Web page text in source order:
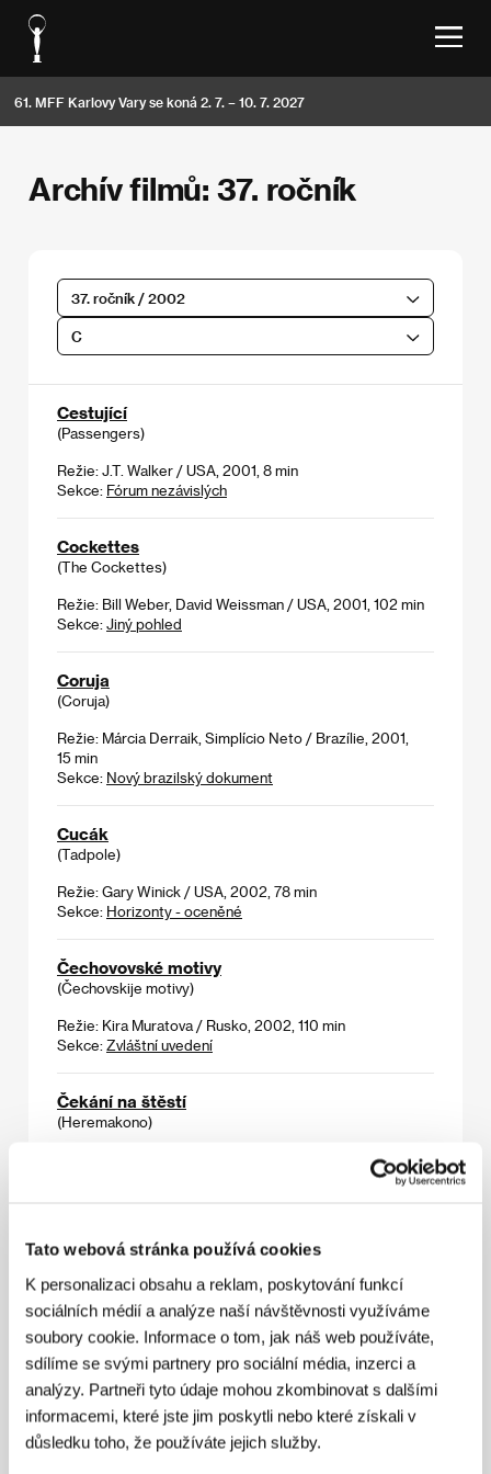
Tato webová stránka používá cookies
K personalizaci obsahu a reklam, poskytování funkcí
sociálních médií a analýze naší návštěvnosti využíváme
soubory cookie. Informace o tom, jak náš web používáte,
sdílíme se svými partnery pro sociální média, inzerci a
analýzy. Partneři tyto údaje mohou zkombinovat s dalšími
informacemi, které jste jim poskytli nebo které získali v
důsledku toho, že používáte jejich služby.
61. MFF Karlovy Vary se koná 2. 7. – 10. 7. 2027
Archív filmů: 37. ročník
37. ročník / 2002
C
Cestující
(Passengers)
Režie: J.T. Walker / USA, 2001, 8 min
Sekce: Fórum nezávislých
Cockettes
(The Cockettes)
Režie: Bill Weber, David Weissman / USA, 2001, 102 min
Sekce: Jiný pohled
Coruja
(Coruja)
Režie: Márcia Derraik, Simplício Neto / Brazílie, 2001,
15 min
Sekce: Nový brazilský dokument
Cucák
(Tadpole)
Režie: Gary Winick / USA, 2002, 78 min
Sekce: Horizonty - oceněné
Čechovovské motivy
(Čechovskije motivy)
Režie: Kira Muratova / Rusko, 2002, 110 min
Sekce: Zvláštní uvedení
Čekání na štěstí
(Heremakono)
Režie: Abderrahmane Sissako / Francie, 2002, 95 min
(Chen Mo he Meiting)
Režie: Liu Hao / Čína, Německo, 2002, 78 min
Sekce:Jiný pohled
Červený satén
(Satin rouge)
Režie: Raja Amari / Tunisko, Francie, 2002, 91 min
Sekce:Maghreb